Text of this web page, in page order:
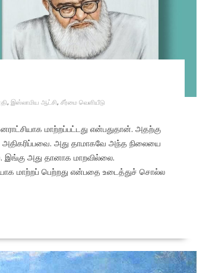
, இஸ்லாமிய ஆட்சி, சீர்மை வெளியீடு
மாற்றப்பட்டது என்பதுதான். அதற்கு
அது தாமாகவே அந்த நிலையை
இங்கு அது தானாக மாறவில்லை.
மாற்றப் பெற்றது என்பதை உடைத்துச் சொல்ல